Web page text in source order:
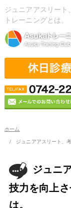
ジュニアアスリー
トレーニングとは。
ホーム
ジュニアアスリート、
ジュニ
技力を向上
は。